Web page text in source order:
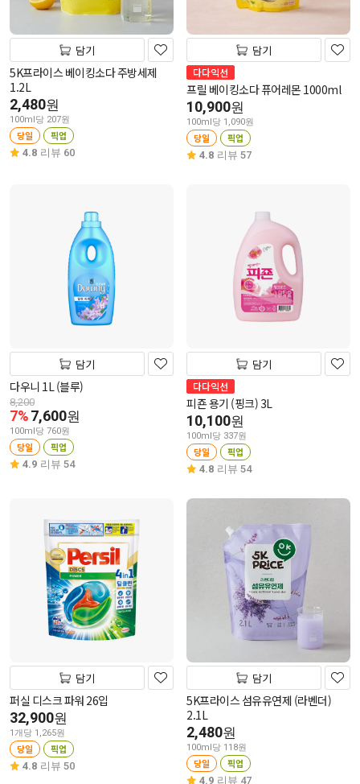
담기
5K프라이스 베이킹소다 주방세제
1.2L
2,480원
100ml당 207원
당일 픽업
4.8 리뷰 60
담기
다다익선
프릴 베이킹소다 퓨어레몬 1000ml
10,900원
100ml당 1,090원
당일 픽업
4.8 리뷰 57
담기
다우니 1L (블루)
8,200
7%7,600원
100ml당 760원
당일 픽업
4.9 리뷰 54
담기
다다익선
피죤 용기 (핑크) 3L
10,100원
100ml당 337원
당일 픽업
4.8 리뷰 54
담기
퍼실 디스크 파워 26입
32,900원
1개당 1,265원
당일 픽업
4.8 리뷰 50
담기
5K프라이스 섬유유연제 (라벤더)
2.1L
2,480원
100ml당 118원
당일 픽업
4.9 리뷰 47